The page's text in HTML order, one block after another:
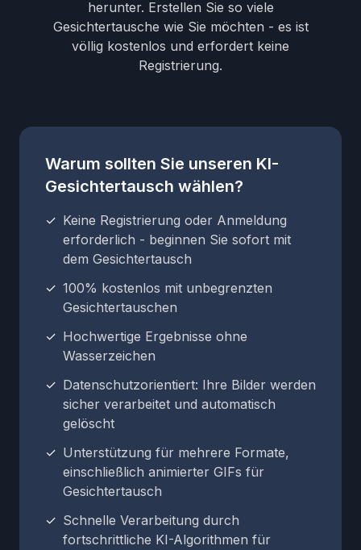
herunter. Erstellen Sie so viele
Gesichtertausche wie Sie möchten - es ist
völlig kostenlos und erfordert keine
Registrierung.
Warum sollten Sie unseren KI-
Gesichtertausch wählen?
✓ Keine Registrierung oder Anmeldung
erforderlich - beginnen Sie sofort mit
dem Gesichtertausch
✓ 100% kostenlos mit unbegrenzten
Gesichtertauschen
✓ Hochwertige Ergebnisse ohne
Wasserzeichen
✓ Datenschutzorientiert: Ihre Bilder werden
sicher verarbeitet und automatisch
gelöscht
✓ Unterstützung für mehrere Formate,
einschließlich animierter GIFs für
Gesichtertausch
✓ Schnelle Verarbeitung durch
fortschrittliche KI-Algorithmen für